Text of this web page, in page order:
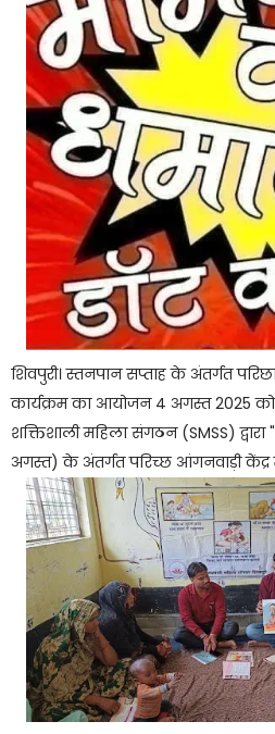
शिवपुरी। स्तनपान सप्ताह के अंतर्गत
कार्यक्रम का आयोजन 4 अगस्त 2025 को
शक्तिशाली महिला संगठन (SMSS) द्वारा
अगस्त) के अंतर्गत परिच्छ आंगनवाड़ी